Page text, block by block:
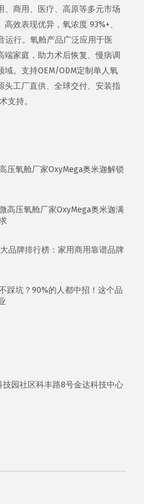
、商用、医疗、高原等多元市场
效表现优异，氧浓度 93%+、
运行。氧舱产品广泛应用于医
端家庭，助力术后恢复、慢病调
。支持OEM/ODM定制单人氧
头工厂直供、全球交付、安装指
支持。
压氧舱厂家OxyMega奥米迦解锁
高压氧舱厂家OxyMega奥米迦满
品牌排行榜：家用商用靠谱品牌
踩坑？90%的人都中招！这个品
园社区科丰路8号金达科技中心